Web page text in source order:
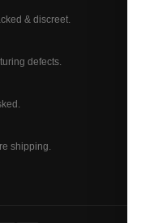
& discreet.
defects.
shipping.